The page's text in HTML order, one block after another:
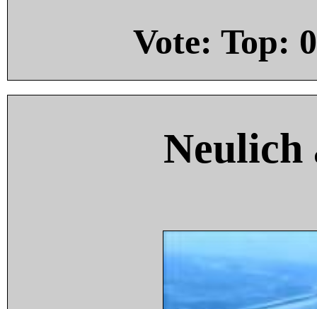
Vote: Top: 0
Neulich